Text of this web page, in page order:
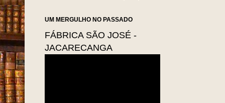
UM MERGULHO NO PASSADO
FÁBRICA SÃO JOSÉ -
JACARECANGA